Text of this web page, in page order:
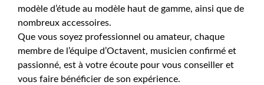
modèle d’étude au modèle haut de gamme, ainsi que de
nombreux accessoires.
Que vous soyez professionnel ou amateur, chaque
membre de l’équipe d’Octavent, musicien confirmé et
passionné, est à votre écoute pour vous conseiller et
vous faire bénéficier de son expérience.